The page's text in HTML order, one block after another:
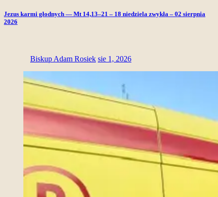
Jezus karmi głodnych — Mt 14,13–21 – 18 niedziela zwykła – 02 sierpnia
2026
Biskup Adam Rosiek sie 1, 2026